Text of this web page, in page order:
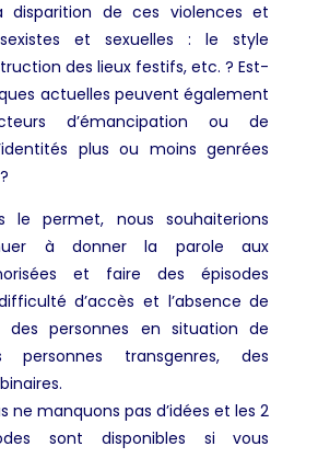
disparition de ces violences et
et sexuelles : le style
des lieux festifs, etc. ? Est-
actuelles peuvent également
d’émancipation ou de
plus ou moins genrées
le permet, nous souhaiterions
à donner la parole aux
et faire des épisodes
d’accès et l’absence de
des personnes en situation de
personnes transgenres, des
ne manquons pas d’idées et les 2
sont disponibles si vous